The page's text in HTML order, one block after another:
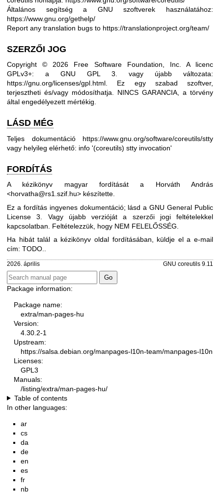
Általános segítség a GNU szoftverek használatához:
https://www.gnu.org/gethelp/
Report any translation bugs to https://translationproject.org/team/
SZERZŐI JOG
Copyright © 2026 Free Software Foundation, Inc. A licenc
GPLv3+: a GNU GPL 3. vagy újabb változata:
https://gnu.org/licenses/gpl.html. Ez egy szabad szoftver,
terjesztheti és/vagy módosíthatja. NINCS GARANCIA, a törvény
által engedélyezett mértékig.
LÁSD MÉG
Teljes dokumentáció https://www.gnu.org/software/coreutils/stty
vagy helyileg elérhető: info '(coreutils) stty invocation'
FORDÍTÁS
A kézikönyv magyar fordítását a Horváth András
<horvatha@rs1.szif.hu> készítette.
Ez a fordítás ingyenes dokumentáció; lásd aGNU General Public
License 3 . Vagy újabb verzióját a szerzői jogi feltételekkel
kapcsolatban. Feltételezzük, hogy NEM FELELŐSSÉG.
Ha hibát talál a kézikönyv oldal fordításában, küldje el a e-mail
cím: TODO..
2026. április GNU coreutils 9.11
Package information:
Package name:
extra/man-pages-hu
Version:
4.30.2-1
Upstream:
https://salsa.debian.org/manpages-l10n-team/manpages-l10n
Licenses:
GPL3
Manuals:
/listing/extra/man-pages-hu/
Table of contents
In other languages:
ar
cs
da
de
en
es
fr
nb